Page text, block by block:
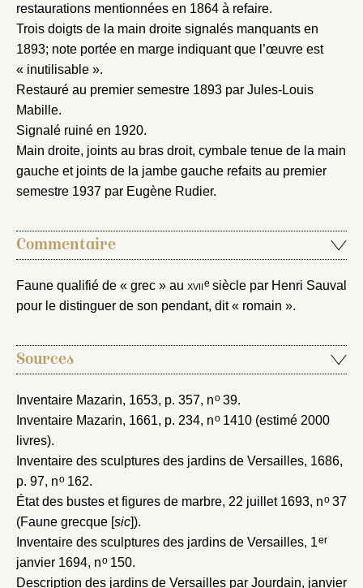
restaurations mentionnées en 1864 à refaire.
Trois doigts de la main droite signalés manquants en
1893; note portée en marge indiquant que l’œuvre est
« inutilisable ».
Restauré au premier semestre 1893 par Jules-Louis
Mabille.
Signalé ruiné en 1920.
Main droite, joints au bras droit, cymbale tenue de la main
gauche et joints de la jambe gauche refaits au premier
semestre 1937 par Eugène Rudier.
Commentaire
Faune qualifié de « grec » au xviie siècle par Henri Sauval
pour le distinguer de son pendant, dit « romain ».
Sources
Inventaire Mazarin, 1653, p. 357, no39.
Inventaire Mazarin, 1661, p. 234, no1410 (estimé 2000
livres).
Inventaire des sculptures des jardins de Versailles, 1686,
p. 97, no162.
État des bustes et figures de marbre, 22 juillet 1693, no37
(Faune grecque [sic]).
Inventaire des sculptures des jardins de Versailles, 1er
janvier 1694, no150.
Description des jardins de Versailles par Jourdain, janvier
notice
Nom du dossier
Valider
Connexion
Courriel
Mot de passe
Envoyer
Vous n'êtes pas encore inscrit ?Créer un compte